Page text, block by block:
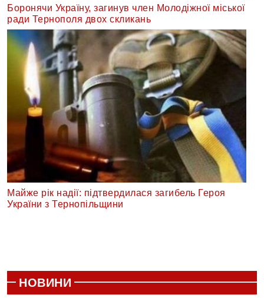
Боронячи Україну, загинув член Молодіжної міської
ради Тернополя двох скликань
Майже рік надії: підтвердилася загибель Героя
України з Тернопільщини
НОВИНИ